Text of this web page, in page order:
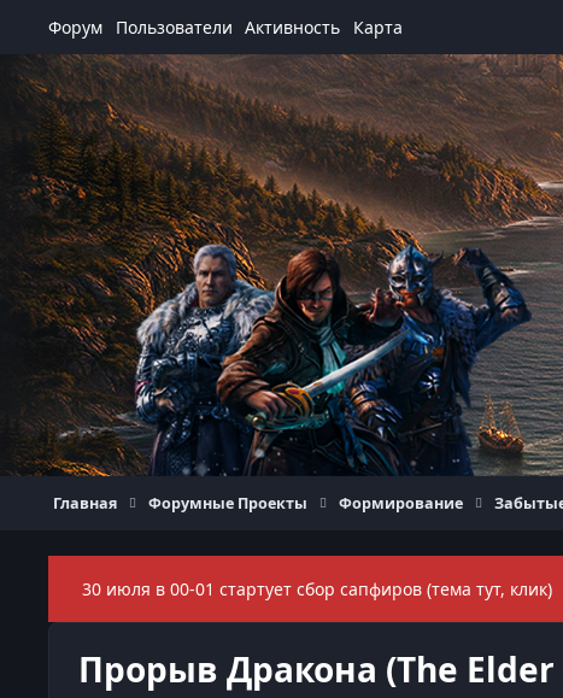
Форум Пользователи Активность Карта
Главная Форумные Проекты Формирование
30 июля в 00-01 стартует сбор сапфиров (тема тут, клик)
Прорыв Дракона (The Elder